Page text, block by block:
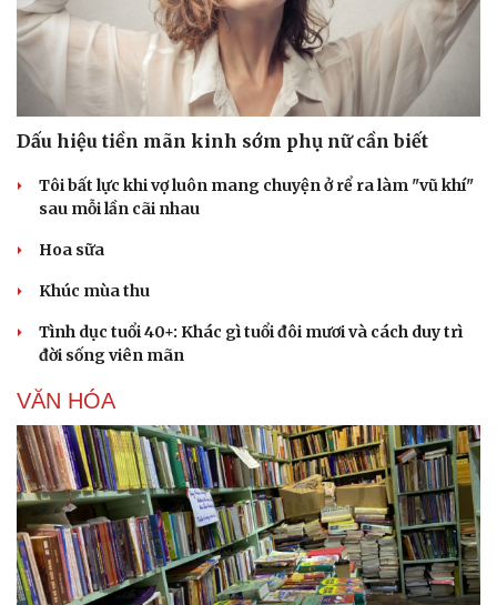
Dấu hiệu tiền mãn kinh sớm phụ nữ cần biết
Tôi bất lực khi vợ luôn mang chuyện ở rể ra làm "vũ khí"
sau mỗi lần cãi nhau
Hoa sữa
Khúc mùa thu
Tình dục tuổi 40+: Khác gì tuổi đôi mươi và cách duy trì
đời sống viên mãn
VĂN HÓA